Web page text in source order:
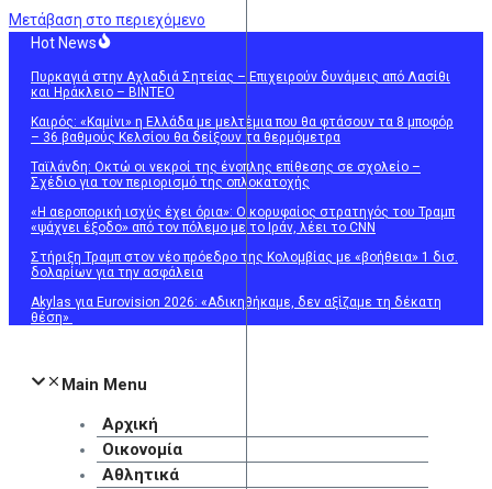
Μετάβαση στο περιεχόμενο
Hot News
Πυρκαγιά στην Αχλαδιά Σητείας – Επιχειρούν δυνάμεις από Λασίθι
και Ηράκλειο – ΒΙΝΤΕΟ
Καιρός: «Καμίνι» η Ελλάδα με μελτέμια που θα φτάσουν τα 8 μποφόρ
– 36 βαθμούς Κελσίου θα δείξουν τα θερμόμετρα
Ταϊλάνδη: Οκτώ οι νεκροί της ένοπλης επίθεσης σε σχολείο –
Σχέδιο για τον περιορισμό της οπλοκατοχής
«Η αεροπορική ισχύς έχει όρια»: Ο κορυφαίος στρατηγός του Τραμπ
«ψάχνει έξοδο» από τον πόλεμο με το Ιράν, λέει το CNN
Στήριξη Τραμπ στον νέο πρόεδρο της Κολομβίας με «βοήθεια» 1 δισ.
δολαρίων για την ασφάλεια
Akylas για Eurovision 2026: «Aδικηθήκαμε, δεν αξίζαμε τη δέκατη
θέση»
Main Menu
Αρχική
Οικονομία
Αθλητικά